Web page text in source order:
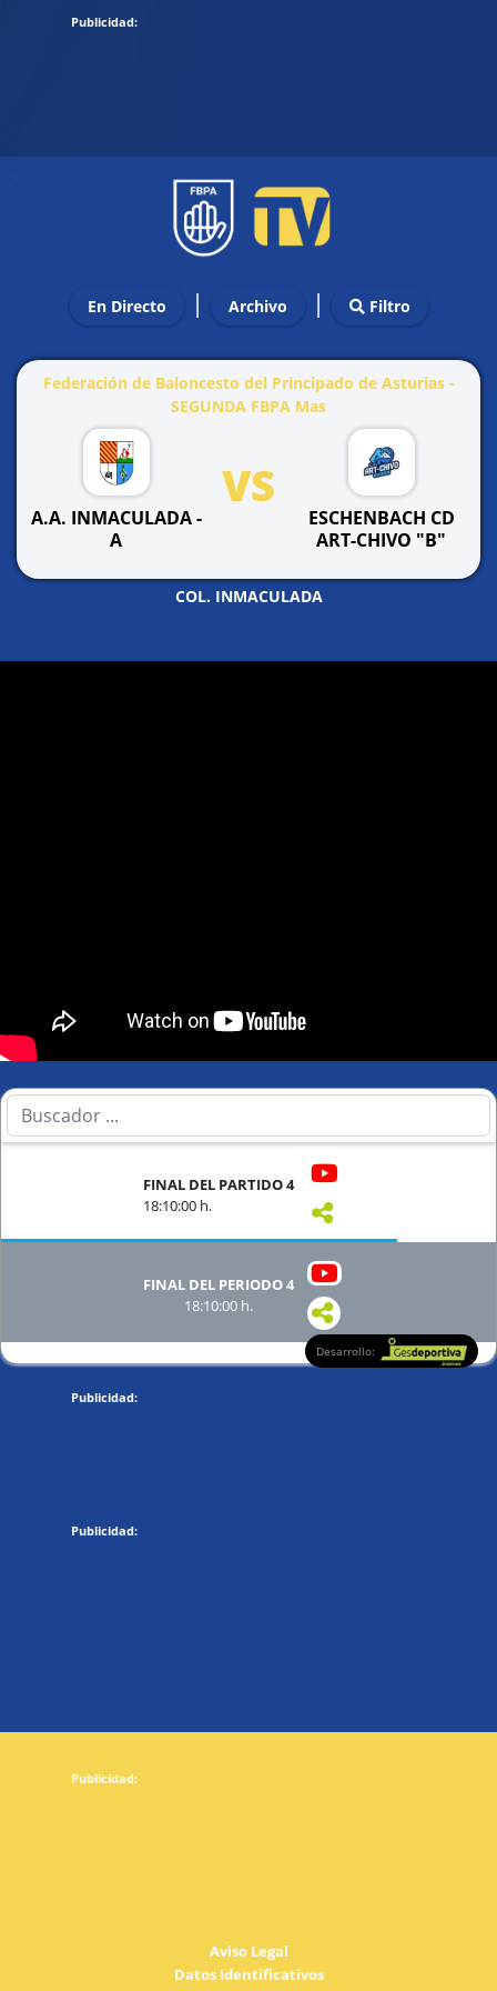
En Directo | Archivo | Filtro
Federación de Baloncesto del Principado de Asturias -
SEGUNDA FBPA Mas
A.A. INMACULADA -
A
VS
ESCHENBACH CD
ART-CHIVO "B"
COL. INMACULADA
Aviso Legal
Datos Identificativos